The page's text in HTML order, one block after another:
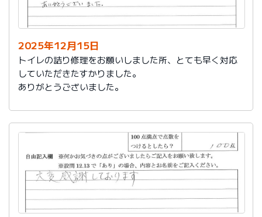
今後は、このような規模の修繕を行うことはおそらく起
こらず、小さな小さな修繕になろうかと思いますが、そ
の折は中田様、渡辺様にお願いさせていただくつもりで
おります。とても素晴らしい社員様です。
寒さもひとしお厳しい折でございますので、社長様、社
員の皆様にはどうぞくれぐれもご自愛くださいますよう
お祈り申し上げます。
敬具
2025年12月15日
トイレの詰り修理をお願いしました所、とても早く対応
していただきたすかりました。
ありがとうございました。